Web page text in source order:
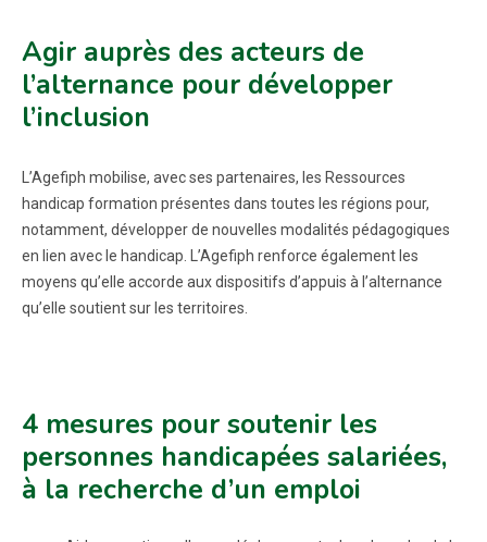
Agir auprès des acteurs de
l’alternance pour développer
l’inclusion
L’Agefiph mobilise, avec ses partenaires, les Ressources
handicap formation présentes dans toutes les régions pour,
notamment, développer de nouvelles modalités pédagogiques
en lien avec le handicap. L’Agefiph renforce également les
moyens qu’elle accorde aux dispositifs d’appuis à l’alternance
qu’elle soutient sur les territoires.
4 mesures pour soutenir les
personnes handicapées salariées,
à la recherche d’un emploi